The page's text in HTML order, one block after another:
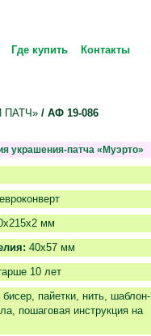
Где купить Контакты
ПАТЧ»/ АФ 19-086
украшения-патча «Муэрто»
мм
40x57 мм
10 лет
пайетки, нить, шаблон-
пошаговая инструкция на